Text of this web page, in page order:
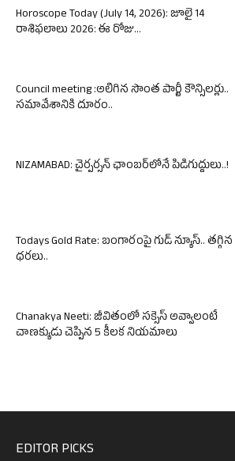
Horoscope Today (July 14, 2026): జూలై 14
రాశిఫలాలు 2026: ఈ రోజు...
Council meeting :అలిగిన సొంత పార్టీ కౌన్సిలర్లు..
సమావేశానికి దూరం..
NIZAMABAD: చైర్పర్సన్ ఛాంబర్‌లోనే పిడిగుద్దులు..!
Todays Gold Rate: బంగారంపై గుడ్ న్యూస్.. తగ్గిన
ధరలు..
Chanakya Neeti: జీవితంలో సక్సెస్ అవ్వాలంటే
చాణక్యుడు చెప్పిన 5 కీలక నియమాలు
EDITOR PICKS